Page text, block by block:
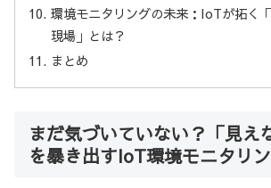
環境モニタリングの未来：IoTが拓く
現場」とは？
まとめ
まだ気づいていない？「見え
を暴き出すIoT環境モニタリ